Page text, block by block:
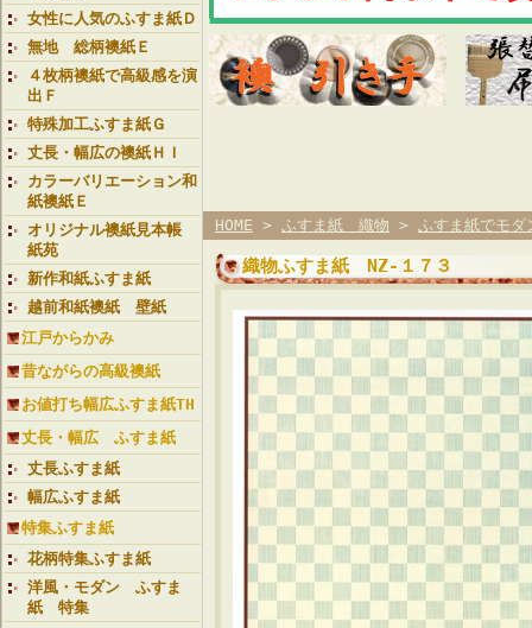
女性に人気のふすま紙Ｄ
無地 総柄襖紙Ｅ
４枚柄襖紙で高級感を演
出Ｆ
特殊加工ふすま紙Ｇ
丈長・幅広の襖紙ＨＩ
カラーバリエーション和
紙襖紙Ｅ
オリジナル襖紙見本帳
紙苑
新作和紙ふすま紙
越前和紙襖紙 壁紙
江戸からかみ
昔ながらの高級襖紙
お値打ち幅広ふすま紙TH
丈長・幅広 ふすま紙
丈長ふすま紙
幅広ふすま紙
特集ふすま紙
花柄特集ふすま紙
洋風・モダン ふすま
紙 特集
HOME > ふすま紙 織物 > ふすま紙でモダ
織物ふすま紙 NZ-１７３